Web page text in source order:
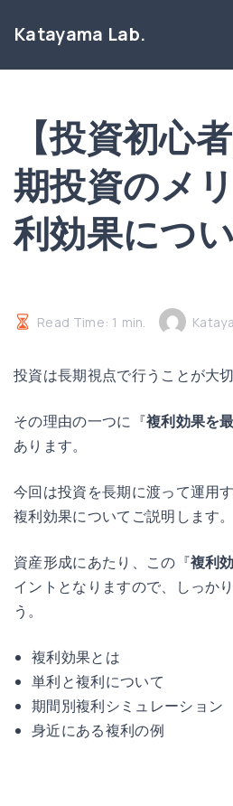
Katayama Lab.
【投資初心
期投資のメ
利効果につ
Read Time: 1 min.
投資は長期視点で行うことが大切
その理由の一つに『複利効果を
あります。
今回は投資を長期に渡って運用
複利効果についてご説明します。
資産形成にあたり、この『複利
イントとなりますので、しっか
う。
複利効果とは
単利と複利について
期間別複利シミュレーション
身近にある複利の例